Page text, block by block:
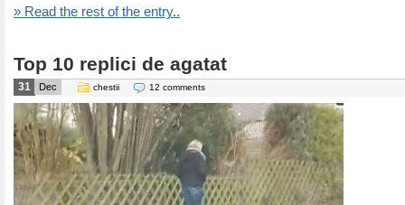
» Read the rest of the entry..
Top 10 replici de agatat
31 Dec chestii 12 comments